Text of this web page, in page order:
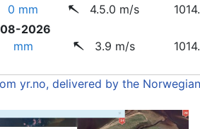
0 mm 4.5.0 m/s
2026
mm 3.9 m/s
yr.no, delivered by the